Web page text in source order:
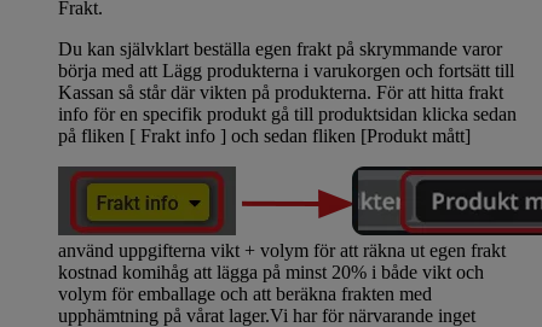
Frakt.
Du kan självklart beställa egen frakt på skrymmande varor
börja med att Lägg produkterna i varukorgen och fortsätt till
Kassan så står där vikten på produkterna. För att hitta frakt
info för en specifik produkt gå till produktsidan klicka sedan
på fliken [ Frakt info ] och sedan fliken [Produkt mått]
använd uppgifterna vikt + volym för att räkna ut egen frakt
kostnad komihåg att lägga på minst 20% i både vikt och
volym för emballage och att beräkna frakten med
upphämtning på vårat lager.Vi har för närvarande inget